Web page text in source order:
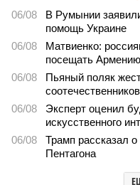
Мы могли бы жить сотни
Возраст
Мы могли бы жить сотни